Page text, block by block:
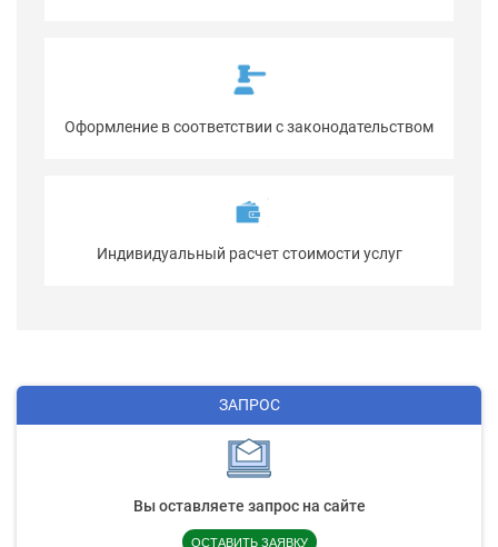
Оформление в соответствии с законодательством
Индивидуальный расчет стоимости услуг
ЗАПРОС
Вы оставляете запрос на сайте
ОСТАВИТЬ ЗАЯВКУ